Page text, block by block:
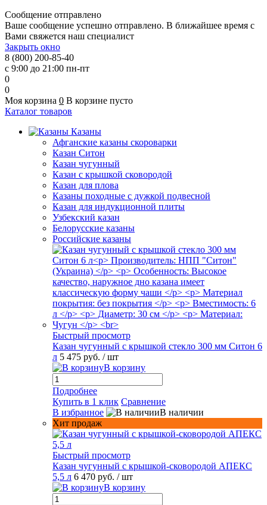
Сообщение отправлено
Ваше сообщение успешно отправлено. В ближайшее время с
Вами свяжется наш специалист
Закрыть окно
8 (800) 200-85-40
с 9:00 до 21:00 пн-пт
0
0
Моя корзина 0 В корзине пусто
Каталог товаров
Казаны
Афганские казаны скороварки
Казан Ситон
Казан чугунный
Казан с крышкой сковородой
Казан для плова
Казаны походные с дужкой подвесной
Казан для индукционной плиты
Узбекский казан
Белорусские казаны
Российские казаны
Быстрый просмотр
Казан чугунный с крышкой стекло 300 мм Ситон 6
л 5 475 руб. / шт
В корзину
Подробнее
Купить в 1 клик Сравнение
В избранное
В наличии
Хит продаж
Быстрый просмотр
Казан чугунный с крышкой-сковородой АПЕКС
5,5 л 6 470 руб. / шт
В корзину